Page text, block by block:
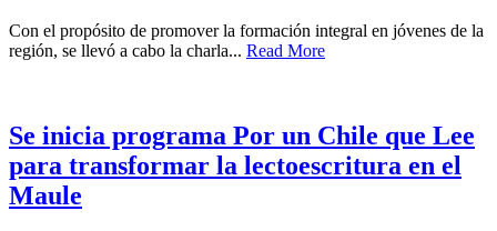
Con el propósito de promover la formación integral en jóvenes de la
región, se llevó a cabo la charla... Read More
Se inicia programa Por un Chile que Lee
para transformar la lectoescritura en el
Maule